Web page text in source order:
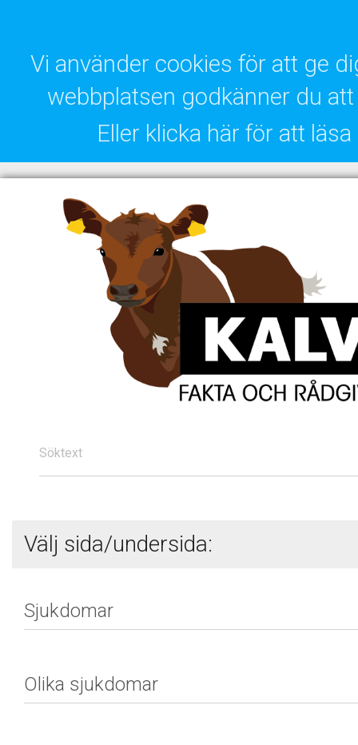
Vi använder cookies för att ge
webbplatsen godkänner du
Eller klicka här för att
Söktext
Välj sida/undersida: